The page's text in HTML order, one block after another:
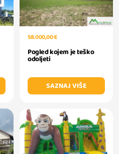
58.000,00 €
Pogled kojem je teško
odoljeti
SAZNAJ VIŠE